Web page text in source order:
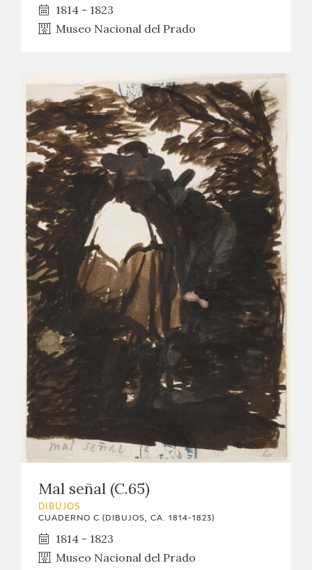
1814 - 1823
Museo Nacional del Prado
Mal señal (C.65)
DIBUJOS
CUADERNO C (DIBUJOS, CA. 1814-1823)
1814 - 1823
Museo Nacional del Prado